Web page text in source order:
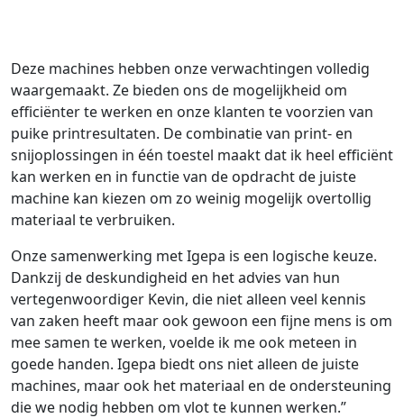
Deze machines hebben onze verwachtingen volledig
waargemaakt. Ze bieden ons de mogelijkheid om
efficiënter te werken en onze klanten te voorzien van
puike printresultaten. De combinatie van print- en
snijoplossingen in één toestel maakt dat ik heel efficiënt
kan werken en in functie van de opdracht de juiste
machine kan kiezen om zo weinig mogelijk overtollig
materiaal te verbruiken.
Onze samenwerking met Igepa is een logische keuze.
Dankzij de deskundigheid en het advies van hun
vertegenwoordiger Kevin, die niet alleen veel kennis
van zaken heeft maar ook gewoon een fijne mens is om
mee samen te werken, voelde ik me ook meteen in
goede handen. Igepa biedt ons niet alleen de juiste
machines, maar ook het materiaal en de ondersteuning
die we nodig hebben om vlot te kunnen werken.”